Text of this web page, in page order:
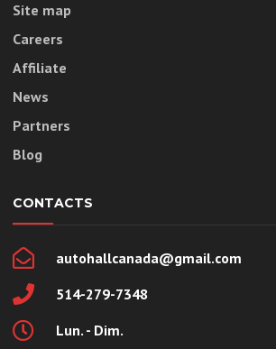
Site map
Careers
Affiliate
News
Partners
Blog
CONTACTS
autohallcanada@gmail.com
514-279-7348
Lun. - Dim.